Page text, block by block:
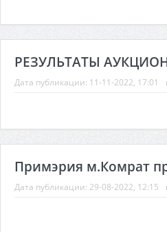
РЕЗУЛЬТАТЫ
Дата публикации: 11-11-2022, 17:01
Примэрия м.Комрат
Дата публикации: 29-08-2022, 12:15